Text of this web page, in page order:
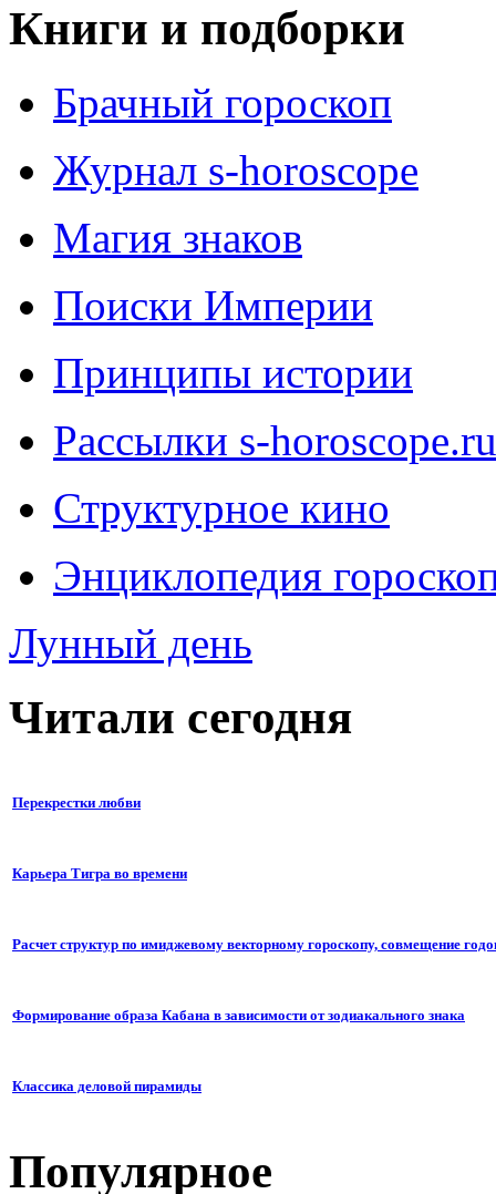
Книги и подборки
Брачный гороскоп
Журнал s-horoscope
Магия знаков
Поиски Империи
Принципы истории
Рассылки s-horoscope.ru
Структурное кино
Энциклопедия
Лунный день
Читали сегодня
Перекрестки любви
Карьера Тигра во времени
Расчет структур по имиджевому векторному гороскопу, совмещение
Формирование образа Кабана в зависимости от зодиакального знака
Классика деловой пирамиды
Популярное